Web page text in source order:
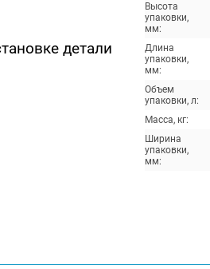
детали
Высота
упаковки,
мм:
Длина
упаковки,
мм:
Объем
упаковки, л:
Масса, кг:
Ширина
упаковки,
мм: